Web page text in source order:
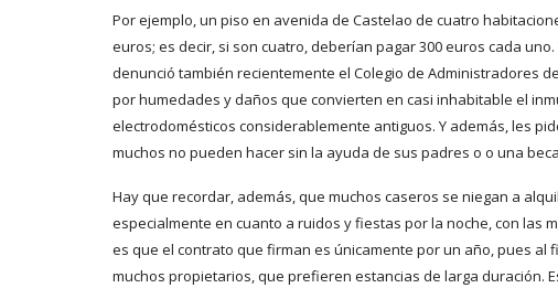
Por ejemplo, un piso en avenida de Castelao de cuatro
euros; es decir, si son cuatro, deberían pagar 300 euros cada
denunció también recientemente el Colegio de Administradores
por humedades y daños que convierten en casi inhabitable el
electrodomésticos considerablemente antiguos. Y además, les
muchos no pueden hacer sin la ayuda de sus padres o o una
Hay que recordar, además, que muchos caseros se niegan a
especialmente en cuanto a ruidos y fiestas por la noche, con las
es que el contrato que firman es únicamente por un año, pues al
muchos propietarios, que prefieren estancias de larga duración.